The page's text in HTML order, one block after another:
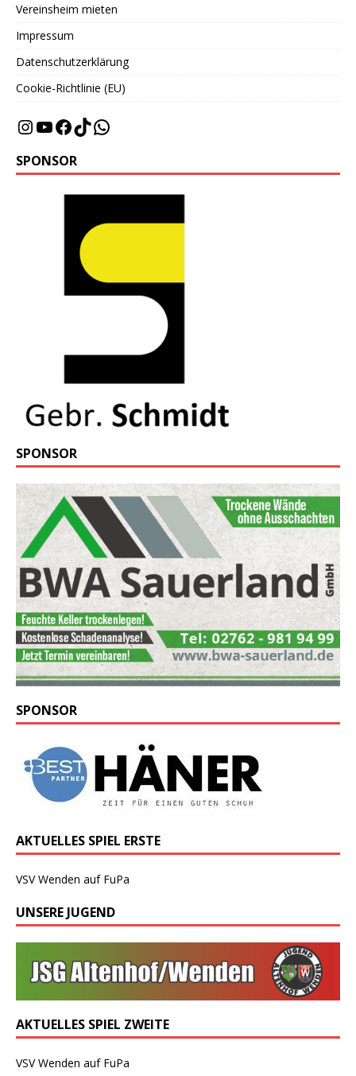
Vereinsheim mieten
Impressum
Datenschutzerklärung
Cookie-Richtlinie (EU)
SPONSOR
SPONSOR
SPONSOR
AKTUELLES SPIEL ERSTE
VSV Wenden auf FuPa
UNSERE JUGEND
AKTUELLES SPIEL ZWEITE
VSV Wenden auf FuPa